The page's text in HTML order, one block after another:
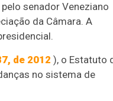
senador Veneziano
da Câmara. A
de 2012 ), o Estatuto
no sistema de